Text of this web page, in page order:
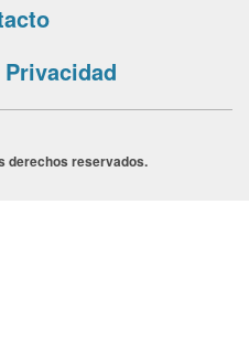
derechos reservados.